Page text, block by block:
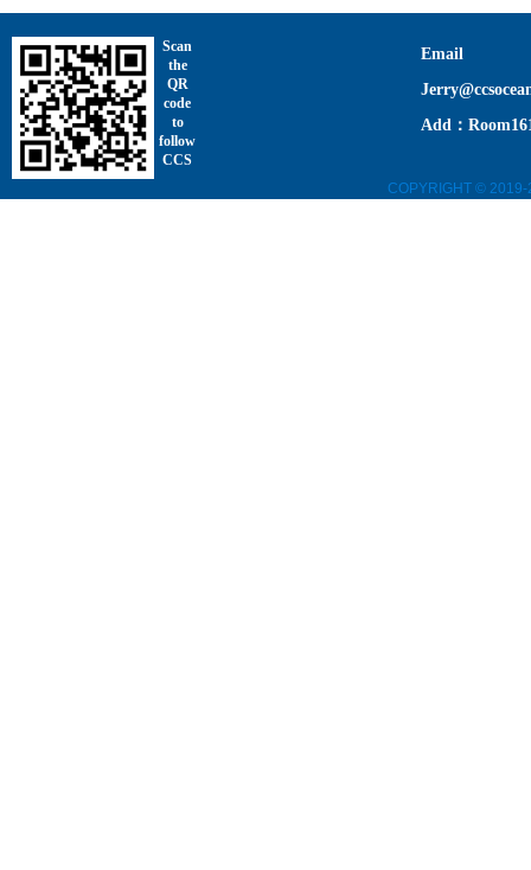
Email
Add：
Scan
the
QR
code
to
follow
CCS
COPYRIGHT ©